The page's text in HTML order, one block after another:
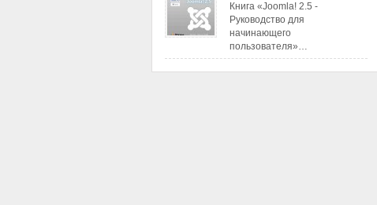
Книга «Joomla! 2.5 -
Руководство для
начинающего
пользователя»…